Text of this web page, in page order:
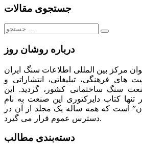
جستجوی مقالات
جستجو
درباره روشان روز
مرکز بین المللی اطلاعات سنگ ایران
وارد فعالیت های فرهنگی، تبلیغاتی، انتشاراتی و
سنگ ساختمانی کشور، گردید. این
کتاب دایرکتوری این صنعت به نام
است که همه ساله یک مجلد از آن در
دسترس عموم قرار می گیرد.
دسته‌بندی مطالب